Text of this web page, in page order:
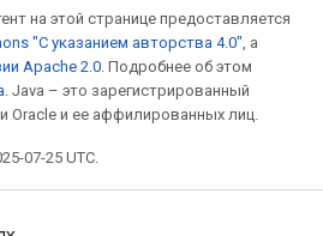
на этой странице предоставляется
"С указанием авторства 4.0", а
Apache 2.0. Подробнее об этом
. Java – это зарегистрированный
Oracle и ее аффилированных лиц.
07-25 UTC.